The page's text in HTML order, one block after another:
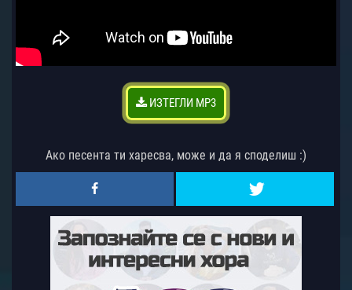
ИЗТЕГЛИ MP3
Ако песента ти харесва, може и да я споделиш :)